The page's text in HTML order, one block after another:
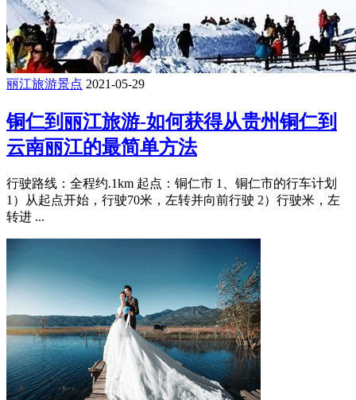
丽江旅游景点 2021-05-29
铜仁到丽江旅游-如何获得从贵州铜仁到
云南丽江的最简单方法
行驶路线：全程约.1km 起点：铜仁市 1、铜仁市的行车计划
1）从起点开始，行驶70米，左转并向前行驶 2）行驶米，左
转进 ...